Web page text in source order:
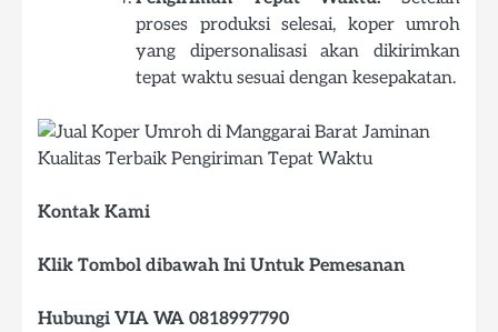
proses produksi selesai, koper umroh
yang dipersonalisasi akan dikirimkan
tepat waktu sesuai dengan kesepakatan.
Kontak Kami
Klik Tombol dibawah Ini Untuk Pemesanan
Hubungi VIA WA 0818997790